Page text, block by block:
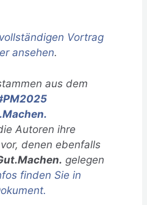
vollständigen Vortrag
ansehen.
aus dem
Autoren ihre
denen ebenfalls
gelegen
finden Sie in